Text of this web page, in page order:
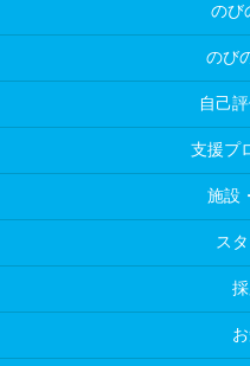
のび
のび
自己
支援プ
施設
ス